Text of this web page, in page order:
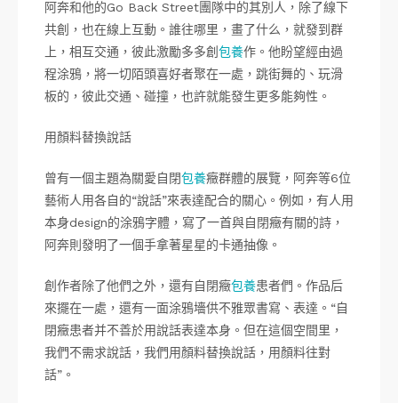
阿奔和他的Go Back Street團隊中的其別人，除了線下
共創，也在線上互動。誰往哪里，畫了什么，就發到群
上，相互交通，彼此激勵多多創 包養作。他盼望經由過
程涂鴉，將一切陌頭喜好者聚在一處，跳街舞的、玩滑
板的，彼此交通、碰撞，也許就能發生更多能夠性。
用顏料替換說話
曾有一個主題為關愛自閉包養癥群體的展覽，阿奔等6位
藝術人用各自的“說話”來表達配合的關心。例如，有人用
本身design的涂鴉字體，寫了一首與自閉癥有關的詩，
阿奔則發明了一個手拿著星星的卡通抽像。
創作者除了他們之外，還有自閉癥包養患者們。作品后
來擺在一處，還有一面涂鴉墻供不雅眾書寫、表達。“自
閉癥患者并不善於用說話表達本身。但在這個空間里，
我們不需求說話，我們用顏料替換說話，用顏料往對
話”。